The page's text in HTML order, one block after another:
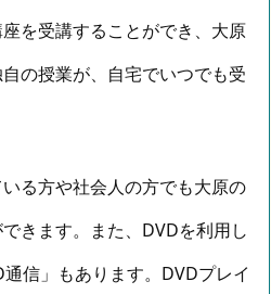
を受講することができ、大原
の授業が、自宅でいつでも受
る方や社会人の方でも大原の
きます。また、DVDを利用し
信」もあります。DVDプレイ